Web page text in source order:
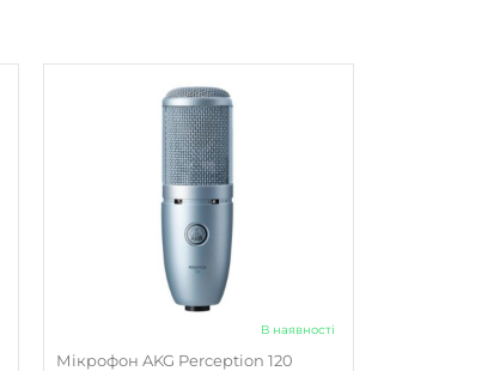
В наявності
Мікрофон AKG Perception 120